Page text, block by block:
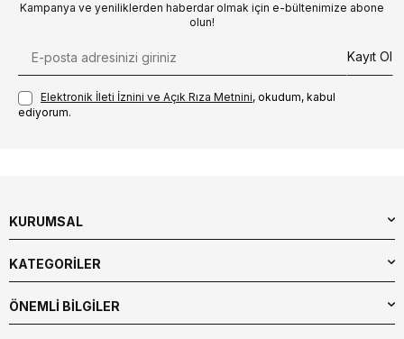
Kampanya ve yeniliklerden haberdar olmak için e-bültenimize abone
olun!
Kayıt Ol
Elektronik İleti İzni‌ni ve Açık Rıza Metni‌ni, okudum, kabul
ediyorum.
KURUMSAL
KATEGORİLER
ÖNEMLİ BİLGİLER